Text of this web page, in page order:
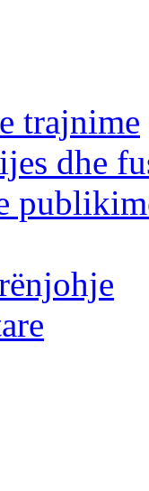
trajnime
dhe